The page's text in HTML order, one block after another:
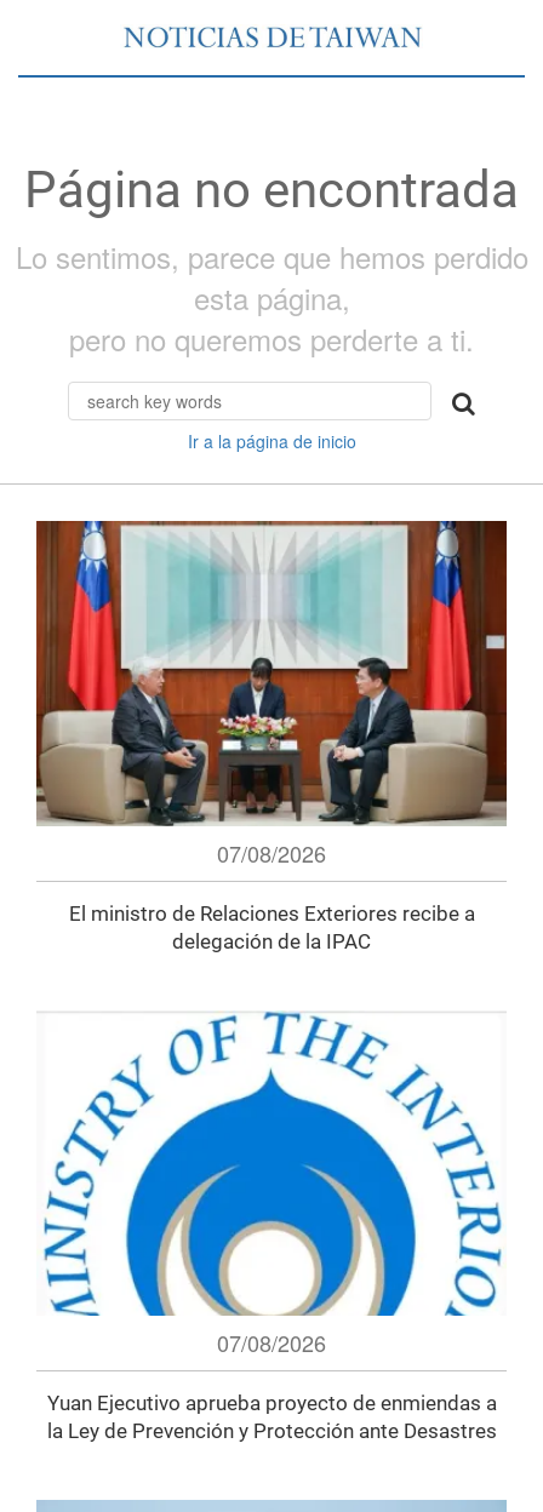
Página no encontrada
Lo sentimos, parece que hemos perdido
esta página,
pero no queremos perderte a ti.
Ir a la página de inicio
07/08/2026
El ministro de Relaciones Exteriores recibe a
delegación de la IPAC
07/08/2026
Yuan Ejecutivo aprueba proyecto de enmiendas a
la Ley de Prevención y Protección ante Desastres